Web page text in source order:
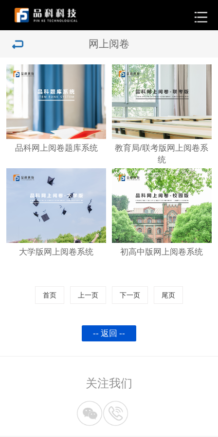
网上阅卷
品科网上阅卷题库系统
教育局/联考版网上阅卷系
统
大学版网上阅卷系统 初高中版网上阅卷系统
首页 上一页 下一页 尾页
-- 返回 --
关注我们